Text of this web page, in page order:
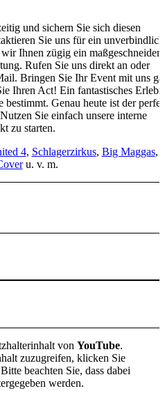
und sichern Sie sich diesen
Sie uns für ein
Ihnen zügig ein
Rufen Sie uns direkt an oder
Bringen Sie Ihr Event mit uns
Ihren Act! Ein fantastisches
bestimmt. Genau heute ist der
Sie einfach unsere interne
zu starten.
4, Schlagerzirkus, Big Maggas,
u. v. m.
vonYouTube.
zuzugreifen, klicken Sie
beachten Sie, dass dabei
werden.